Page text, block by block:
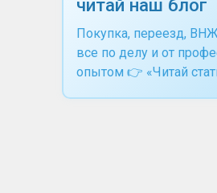
читай наш блог
Покупка, переезд,
все по делу и от
опытом 👉 «Читай